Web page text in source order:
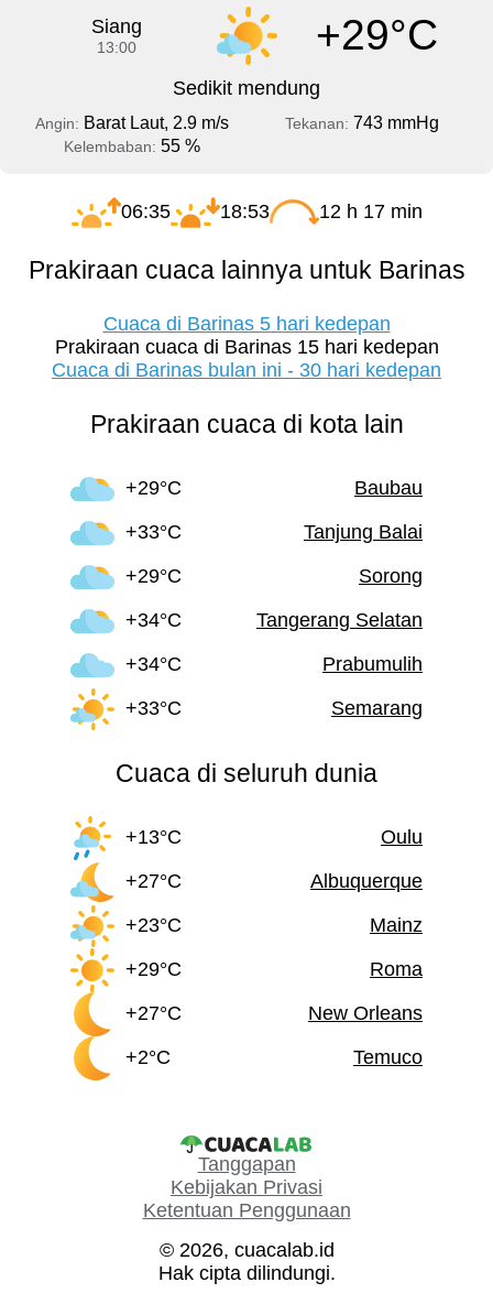
Siang
13:00 +29°C
Sedikit mendung
Angin: Barat Laut, 2.9 m/s Tekanan: 743 mmHg
Kelembaban: 55 %
06:35 18:53 12 h 17 min
Prakiraan cuaca lainnya untuk Barinas
Cuaca di Barinas 5 hari kedepan
Prakiraan cuaca di Barinas 15 hari kedepan
Cuaca di Barinas bulan ini - 30 hari kedepan
Prakiraan cuaca di kota lain
+29°C
Baubau
+33°C
Tanjung Balai
+29°C
Sorong
+34°C
Tangerang Selatan
+34°C
Prabumulih
+33°C
Semarang
Cuaca di seluruh dunia
+13°C
Oulu
+27°C
Albuquerque
+23°C
Mainz
+29°C
Roma
+27°C
New Orleans
+2°C
Temuco
Tanggapan
Kebijakan Privasi
Ketentuan Penggunaan
© 2026, cuacalab.id
Hak cipta dilindungi.